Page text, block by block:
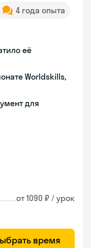
4 года опыта
её
Worldskills,
для
от 1090 ₽ / урок
время